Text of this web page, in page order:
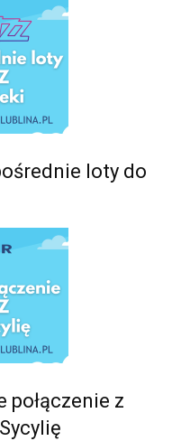
loty do
połączenie z